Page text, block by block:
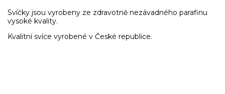
Svíčky jsou vyrobeny ze zdravotně nezávadného parafinu
vysoké kvality.
Kvalitní svíce vyrobené v České republice.